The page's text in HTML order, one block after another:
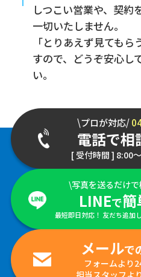
しつこい営業や、契約
一切いたしません。
「とりあえず見ても
すので、どうぞ安心し
い。
\プロが対応/
電話で相
[ 受付時間 ] 8:00
\写真を送るだけ
LINEで簡
最短即日対応！ 友だち追加
メールで
フォームより